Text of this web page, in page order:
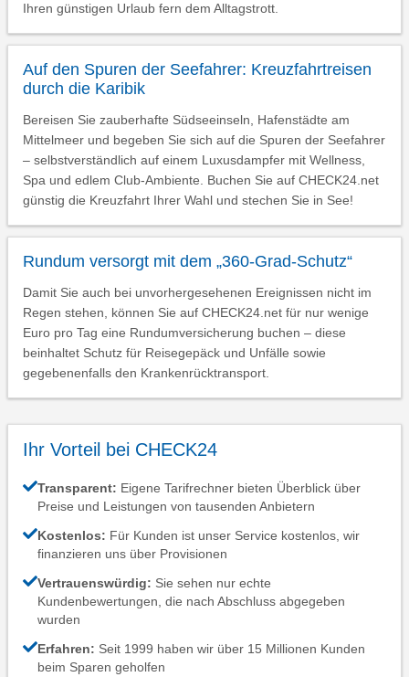
Ihren günstigen Urlaub fern dem Alltagstrott.
Auf den Spuren der Seefahrer: Kreuzfahrtreisen
durch die Karibik
Bereisen Sie zauberhafte Südseeinseln, Hafenstädte am
Mittelmeer und begeben Sie sich auf die Spuren der Seefahrer
– selbstverständlich auf einem Luxusdampfer mit Wellness,
Spa und edlem Club-Ambiente. Buchen Sie auf CHECK24.net
günstig die Kreuzfahrt Ihrer Wahl und stechen Sie in See!
Rundum versorgt mit dem „360-Grad-Schutz“
Damit Sie auch bei unvorhergesehenen Ereignissen nicht im
Regen stehen, können Sie auf CHECK24.net für nur wenige
Euro pro Tag eine Rundumversicherung buchen – diese
beinhaltet Schutz für Reisegepäck und Unfälle sowie
gegebenenfalls den Krankenrücktransport.
Ihr Vorteil bei CHECK24
Transparent: Eigene Tarifrechner bieten Überblick über
Preise und Leistungen von tausenden Anbietern
Kostenlos: Für Kunden ist unser Service kostenlos, wir
finanzieren uns über Provisionen
Vertrauenswürdig: Sie sehen nur echte
Kundenbewertungen, die nach Abschluss abgegeben
wurden
Erfahren: Seit 1999 haben wir über 15 Millionen Kunden
beim Sparen geholfen